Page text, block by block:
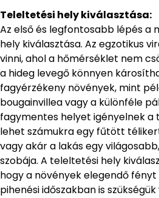
Teleltetési hely kiválasztása:
Az első és legfontosabb lépés a
hely kiválasztása. Az egzotikus
vinni, ahol a hőmérséklet nem
a hideg levegő könnyen
fagyérzékeny növények, mint
bougainvillea vagy a különféle
fagymentes helyet igényelnek a
lehet számukra egy fűtött
vagy akár a lakás egy
szobája. A teleltetési hely
hogy a növények elegendő
pihenési időszakban is